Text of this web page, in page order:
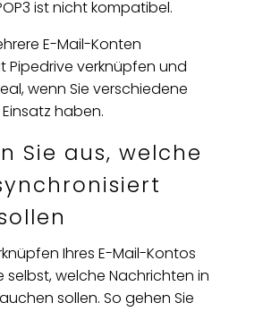
ist nicht kompatibel.
E-Mail-Konten
Pipedrive verknüpfen und
wenn Sie verschiedene
haben.
Sie aus, welche
Ihres E-Mail-Kontos
selbst, welche Nachrichten in
sollen. So gehen Sie